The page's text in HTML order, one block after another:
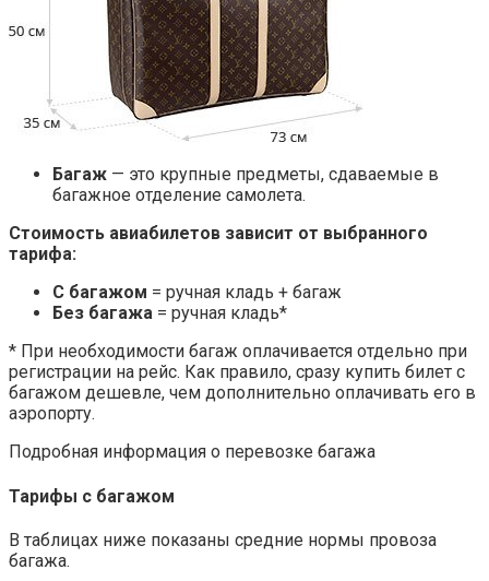
Багаж — это крупные предметы, сдаваемые в
багажное отделение самолета.
Стоимость авиабилетов зависит от выбранного
тарифа:
С багажом = ручная кладь + багаж
Без багажа = ручная кладь*
* При необходимости багаж оплачивается отдельно при
регистрации на рейс. Как правило, сразу купить билет с
багажом дешевле, чем дополнительно оплачивать его в
аэропорту.
Подробная информация о перевозке багажа
Тарифы с багажом
В таблицах ниже показаны средние нормы провоза
багажа.